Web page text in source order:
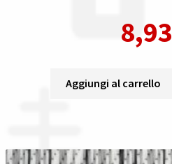
8,93
Aggiungi al carrello